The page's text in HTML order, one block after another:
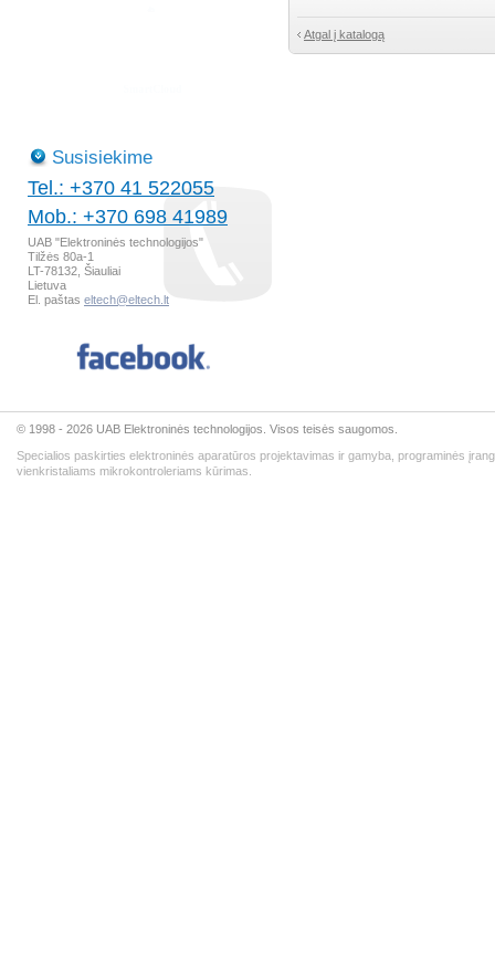
Atgal į katalogą
Susisiekime
Tel.: +370 41 522055
Mob.: +370 698 41989
UAB "Elektroninės technologijos"
Tilžės 80a-1
LT-78132, Šiauliai
Lietuva
El. paštas eltech@eltech.lt
© 1998 - 2026 UAB Elektroninės technologijos. Visos teisės saugomos.
Specialios paskirties elektroninės aparatūros projektavimas ir gamyba, programinės
vienkristaliams mikrokontroleriams kūrimas.